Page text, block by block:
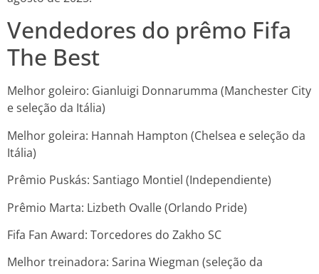
Vendedores do prêmo Fifa
The Best
Melhor goleiro: Gianluigi Donnarumma (Manchester City
e seleção da Itália)
Melhor goleira: Hannah Hampton (Chelsea e seleção da
Itália)
Prêmio Puskás: Santiago Montiel (Independiente)
Prêmio Marta: Lizbeth Ovalle (Orlando Pride)
Fifa Fan Award: Torcedores do Zakho SC
Melhor treinadora: Sarina Wiegman (seleção da